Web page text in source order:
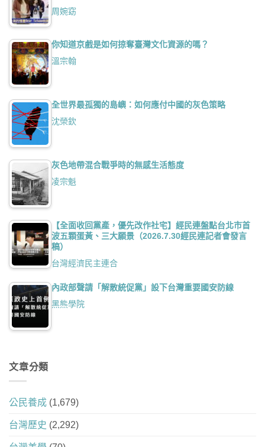
周婉窈
你知道京戲是如何掠奪臺灣文化資源的嗎？
溫宗翰
全世界最孤獨的島嶼：如何應付中國的灰色策略
沈榮欽
灰色地帶混合戰爭時的無感生活態度
凌宗魁
【全面收回黨產，優先改作社宅】經民連盤點台北市首
波五顆蛋黃、三大願景（2026.7.30經民連記者會發言
稿）
台灣經濟民主連合
內政部聲請「解散統促黨」設下台灣重要國安防線
黑熊學院
文章分類
公民養成 (1,679)
台灣歷史 (2,292)